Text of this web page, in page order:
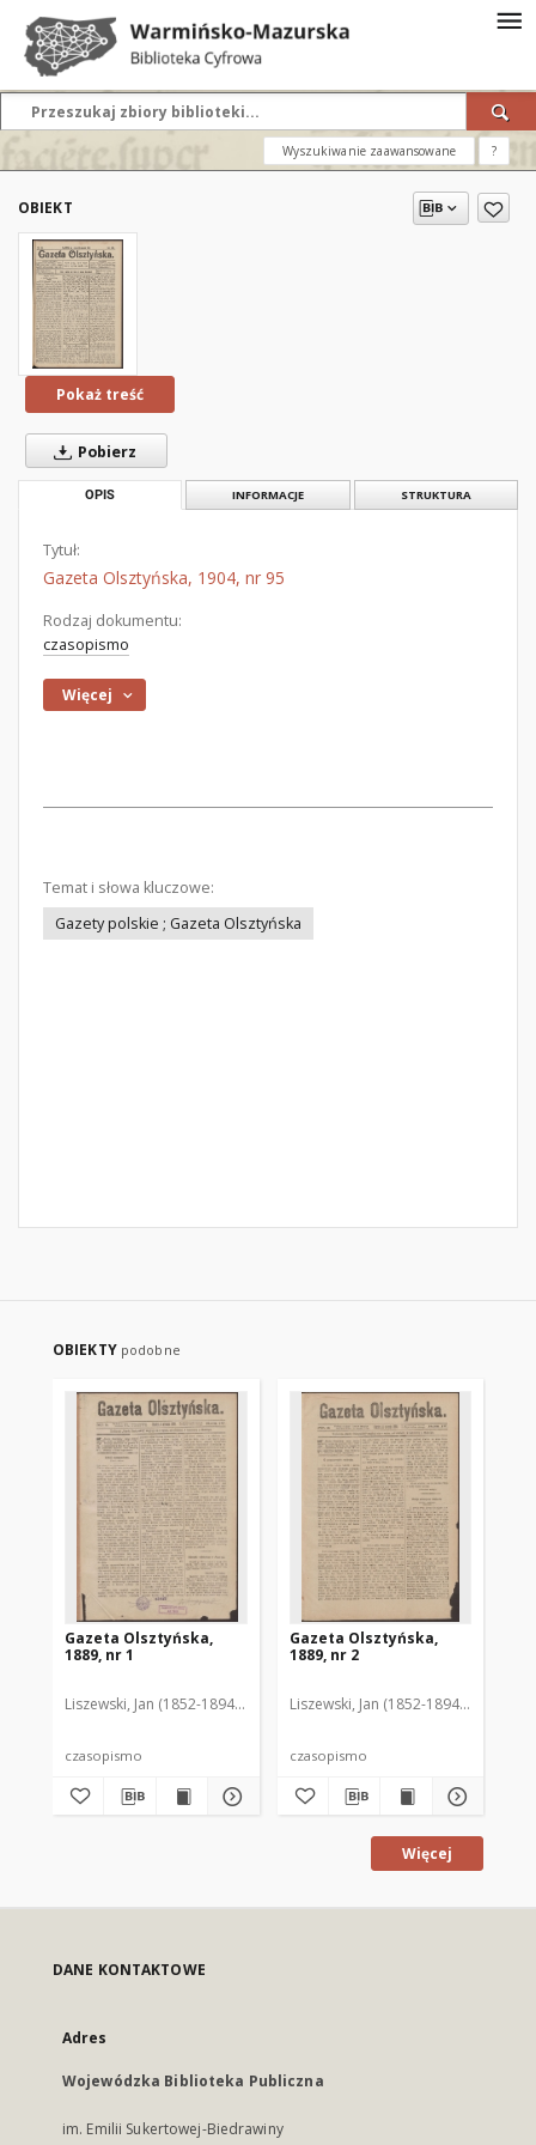
Wyszukiwanie zaawansowane ?
OBIEKT
Pokaż treść
Pobierz
OPIS INFORMACJE STRUKTURA
Tytuł:
Gazeta Olsztyńska, 1904, nr 95
Rodzaj dokumentu:
czasopismo
Więcej
Temat i słowa kluczowe:
Gazety polskie ; Gazeta Olsztyńska
OBIEKTY podobne
Gazeta Olsztyńska,
1889, nr 1
Liszewski, Jan (1852-1894). Red.
czasopismo
Gazeta Olsztyńska,
1889, nr 2
Liszewski, Jan (1852-1894). Red.
czasopismo
Więcej
DANE KONTAKTOWE
Adres
Wojewódzka Biblioteka Publiczna
im. Emilii Sukertowej-Biedrawiny